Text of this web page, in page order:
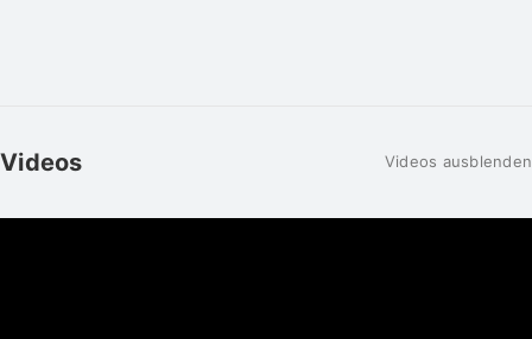
Videos Videos ausblenden